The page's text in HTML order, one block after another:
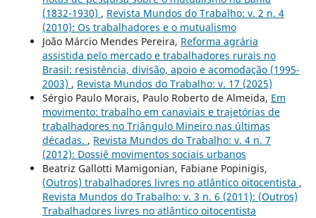
(1832-1930) , Revista Mundos do Trabalho: v. 2 n. 4
(2010): Os trabalhadores e o mutualismo
João Márcio Mendes Pereira, Reforma agrária
assistida pelo mercado e trabalhadores rurais no
Brasil: resistência, divisão, apoio e acomodação (1995-
2003) , Revista Mundos do Trabalho: v. 17 (2025)
Sérgio Paulo Morais, Paulo Roberto de Almeida, Em
movimento: trabalho em canaviais e trajetórias de
trabalhadores no Triângulo Mineiro nas últimas
décadas. , Revista Mundos do Trabalho: v. 4 n. 7
(2012): Dossiê movimentos sociais urbanos
Beatriz Gallotti Mamigonian, Fabiane Popinigis,
(Outros) trabalhadores livres no atlântico oitocentista ,
Revista Mundos do Trabalho: v. 3 n. 6 (2011): (Outros)
Trabalhadores livres no atlântico oitocentista